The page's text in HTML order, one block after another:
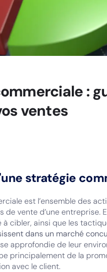
:
ventes
stratégie
est l’ensemble des
vente d’une entreprise.
cibler, ainsi que les
dans un marché
approfondie de leur
principalement de la
avec le client.